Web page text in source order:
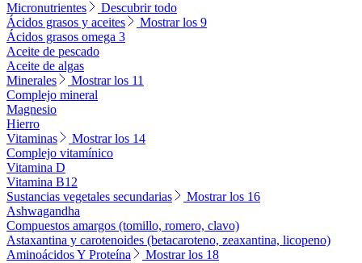
Micronutrientes
Descubrir todo
Ácidos grasos y aceites
Mostrar los 9
Ácidos grasos omega 3
Aceite de pescado
Aceite de algas
Minerales
Mostrar los 11
Complejo mineral
Magnesio
Hierro
Vitaminas
Mostrar los 14
Complejo vitamínico
Vitamina D
Vitamina B12
Sustancias vegetales secundarias
Mostrar los 16
Ashwagandha
Compuestos amargos (tomillo, romero, clavo)
Astaxantina y carotenoides (betacaroteno, zeaxantina, licopeno)
Aminoácidos Y Proteína
Mostrar los 18